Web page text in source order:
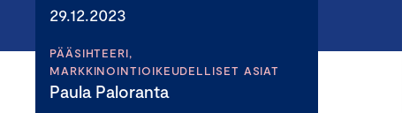
29.12.2023
PÄÄSIHTEERI,
MARKKINOINTIOIKEUDELLISET ASIAT
Paula Paloranta